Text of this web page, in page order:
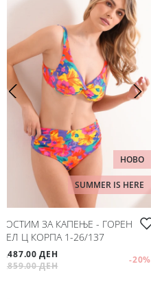
НОВО
SUMMER IS HERE
КОСТИМ ЗА КАПЕЊЕ - ГОРЕН
ДЕЛ Ц КОРПА 1-26/137
1,487.00 ДЕН
1,859.00 ДЕН
-20%